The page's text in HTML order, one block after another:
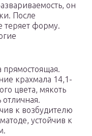
он
После
теряет форму.
прямостоящая.
крахмала 14,1-
цвета, мякоть
к возбудителю
устойчив к